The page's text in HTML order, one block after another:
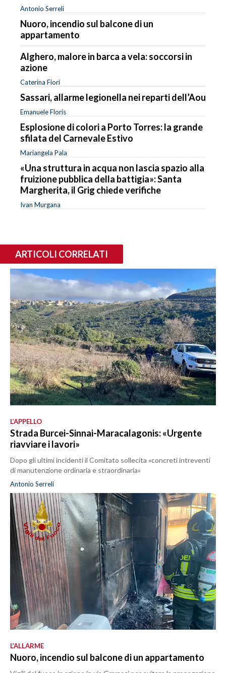
Antonio Serreli
Nuoro, incendio sul balcone di un
appartamento
Alghero, malore in barca a vela: soccorsi in
azione
Caterina Fiori
Sassari, allarme legionella nei reparti dell’Aou
Emanuele Floris
Esplosione di colori a Porto Torres: la grande
sfilata del Carnevale Estivo
Mariangela Pala
«Una struttura in acqua non lascia spazio alla
fruizione pubblica della battigia»: Santa
Margherita, il Grig chiede verifiche
Ivan Murgana
ARTICOLI CORRELATI
L’APPELLO
Strada Burcei-Sinnai-Maracalagonis: «Urgente
riavviare i lavori»
Dopo gli ultimi incidenti il Comitato sollecita «concreti intreventi
di manutenzione ordinaria e straordinaria»
Antonio Serreli
L’ALLARME
Nuoro, incendio sul balcone di un appartamento